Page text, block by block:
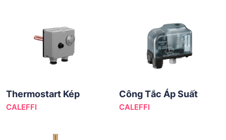
Thermostart Kép
CALEFFI
Công Tắc Áp Suất
CALEFFI